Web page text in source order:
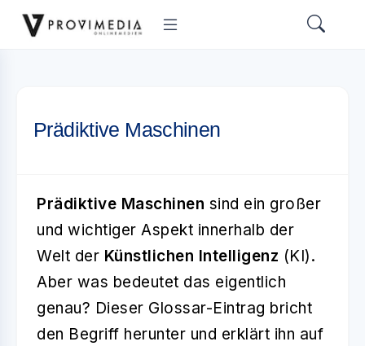
Prädiktive Maschinen
Prädiktive Maschinen sind ein großer
und wichtiger Aspekt innerhalb der
Welt der Künstlichen Intelligenz (KI).
Aber was bedeutet das eigentlich
genau? Dieser Glossar-Eintrag bricht
den Begriff herunter und erklärt ihn auf